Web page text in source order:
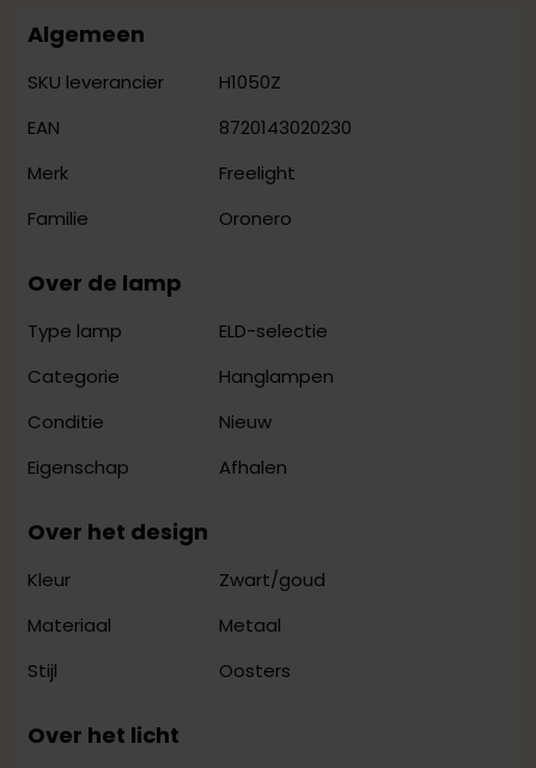
Algemeen
SKU leverancier
H1050Z
EAN
8720143020230
Merk
Freelight
Familie
Oronero
Over de lamp
Type lamp
ELD-selectie
Categorie
Hanglampen
Conditie
Nieuw
Eigenschap
Afhalen
Over het design
Kleur
Zwart/goud
Materiaal
Metaal
Stijl
Oosters
Over het licht